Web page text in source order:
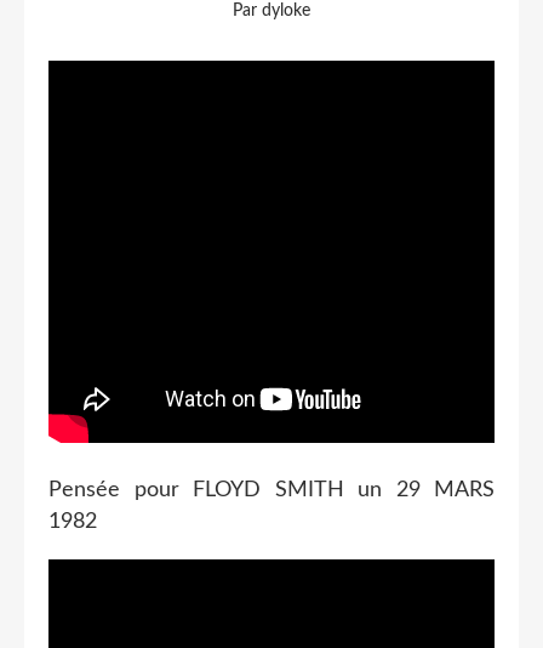
Par dyloke
Pensée pour FLOYD SMITH un 29 MARS
1982